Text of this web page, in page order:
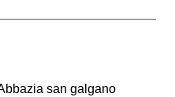
san galgano